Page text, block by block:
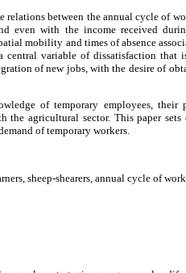
relations between the annual cycle of
even with the income received
mobility and times of absence
central variable of dissatisfaction that
of new jobs, with the desire of
of temporary employees,
agricultural sector. This paper
of temporary workers.
sheep-shearers, annual cycle of